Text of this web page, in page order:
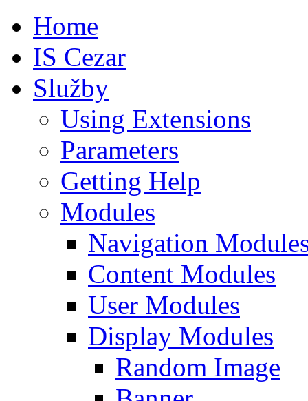
Home
IS Cezar
Služby
Using Extensions
Parameters
Getting Help
Modules
Navigation
Content Modules
User Modules
Display Modules
Random Image